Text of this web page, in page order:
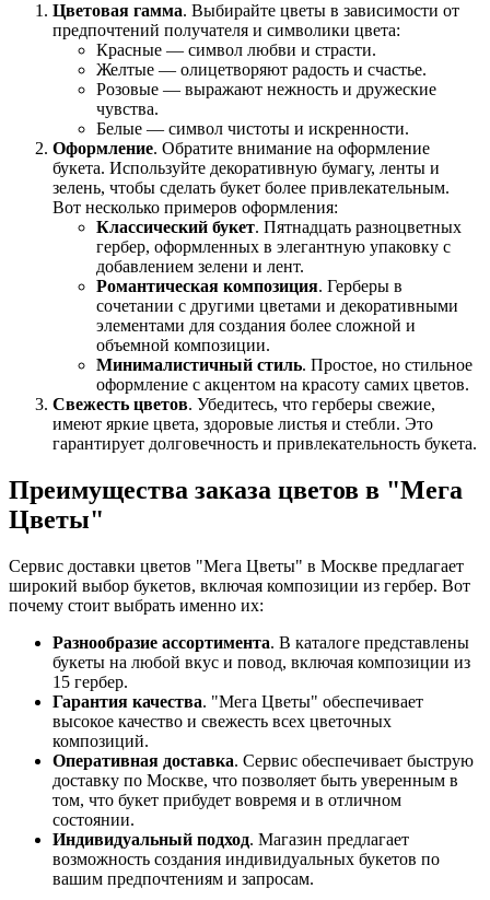
Цветовая гамма. Выбирайте цветы в зависимости от
предпочтений получателя и символики цвета:
Красные — символ любви и страсти.
Желтые — олицетворяют радость и счастье.
Розовые — выражают нежность и дружеские
чувства.
Белые — символ чистоты и искренности.
Оформление. Обратите внимание на оформление
букета. Используйте декоративную бумагу, ленты и
зелень, чтобы сделать букет более привлекательным.
Вот несколько примеров оформления:
Классический букет. Пятнадцать разноцветных
гербер, оформленных в элегантную упаковку с
добавлением зелени и лент.
Романтическая композиция. Герберы в
сочетании с другими цветами и декоративными
элементами для создания более сложной и
объемной композиции.
Минималистичный стиль. Простое, но стильное
оформление с акцентом на красоту самих цветов.
Свежесть цветов. Убедитесь, что герберы свежие,
имеют яркие цвета, здоровые листья и стебли. Это
гарантирует долговечность и привлекательность букета.
Преимущества заказа цветов в "Мега
Цветы"
Сервис доставки цветов "Мега Цветы" в Москве предлагает
широкий выбор букетов, включая композиции из гербер. Вот
почему стоит выбрать именно их:
Разнообразие ассортимента. В каталоге представлены
букеты на любой вкус и повод, включая композиции из
15 гербер.
Гарантия качества. "Мега Цветы" обеспечивает
высокое качество и свежесть всех цветочных
композиций.
Оперативная доставка. Сервис обеспечивает быструю
доставку по Москве, что позволяет быть уверенным в
том, что букет прибудет вовремя и в отличном
состоянии.
Индивидуальный подход. Магазин предлагает
возможность создания индивидуальных букетов по
вашим предпочтениям и запросам.